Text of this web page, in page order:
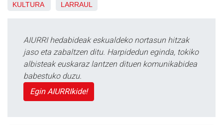
KULTURA LARRAUL
AIURRI hedabideak eskualdeko nortasun hitzak
jaso eta zabaltzen ditu. Harpidedun eginda, tokiko
albisteak euskaraz lantzen dituen komunikabidea
babestuko duzu.
Egin AIURRIkide!